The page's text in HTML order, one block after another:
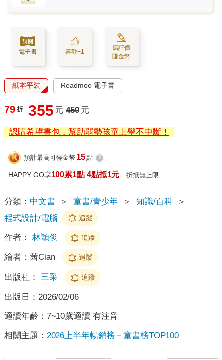
電子書 喜歡+1
寫評價
賺金幣
紙本平裝 Readmoo 電子書
79 折 355 元 450 元
認購希望書包，幫助弱勢孩童上學不中斷！
預計最高可得金幣 15點 ?
HAPPY GO享100累1點 4點抵1元 折抵無上限
分類： 中文書 ＞ 童書/青少年 ＞ 知識/百科
＞
程式設計/電腦
追蹤
作者： 林穎俊 追蹤
繪者： 茜Cian 追蹤
出版社： 三采 追蹤
出版日： 2026/02/06
適讀年齡： 7~10歲適讀 有注音
相關主題： 2026上半年暢銷榜－童書榜TOP100